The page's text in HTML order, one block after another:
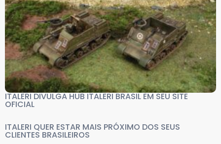
ITALERI DIVULGA HUB ITALERI BRASIL EM SEU SITE
OFICIAL
ITALERI QUER ESTAR MAIS PRÓXIMO DOS SEUS
CLIENTES BRASILEIROS